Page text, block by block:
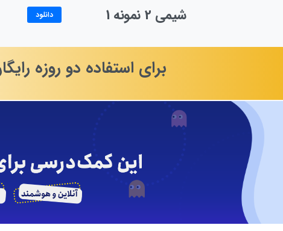
شیمی 2 نمونه 1 دانلود
برای استفاده دو روزه